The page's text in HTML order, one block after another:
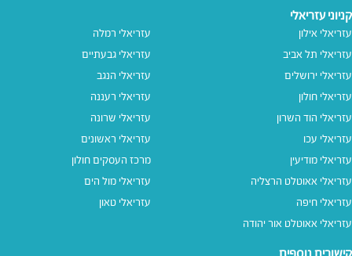
קניוני עזריאלי
עזריאלי אילון
עזריאלי תל אביב
עזריאלי ירושלים
עזריאלי חולון
עזריאלי הוד השרון
עזריאלי עכו
עזריאלי מודיעין
עזריאלי אאוטלט הרצליה
עזריאלי חיפה
עזריאלי אאוטלט אור יהודה
עזריאלי רמלה
עזריאלי גבעתיים
עזריאלי הנגב
עזריאלי רעננה
עזריאלי שרונה
עזריאלי ראשונים
מרכז העסקים חולון
עזריאלי מול הים
עזריאלי טאון